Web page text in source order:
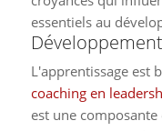
essentiels au
L'apprentissage est
coaching en
est une